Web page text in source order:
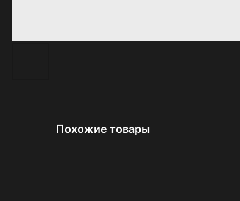
Похожие товары